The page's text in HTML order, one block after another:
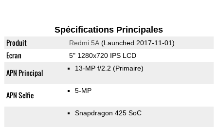
Spécifications Principales
Produit Redmi 5A(Launched 2017-11-01)
Ecran 5" 1280x720 IPS LCD
APN Principal 13-MP f/2.2 (Primaire)
APN Selfie 5-MP
Snapdragon 425 SoC